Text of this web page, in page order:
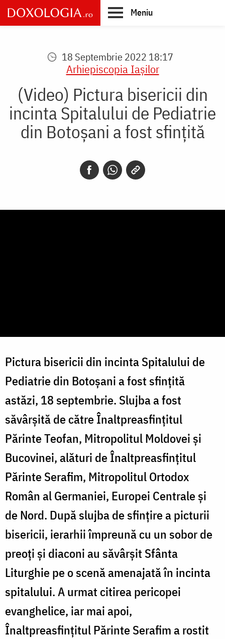
Skip
to
main
Meniu
18 Septembrie 2022 18:17
Arhiepiscopia Iaşilor
(Video) Pictura bisericii din
incinta Spitalului de Pediatrie
din Botoșani a fost sfințită
Pictura bisericii din incinta Spitalului de
Pediatrie din Botoșani a fost sfințită
astăzi, 18 septembrie. Slujba a fost
săvârșită de către Înaltpreasfințitul
Părinte Teofan, Mitropolitul Moldovei și
Bucovinei, alături de Înaltpreasfințitul
Părinte Serafim, Mitropolitul Ortodox
Român al Germaniei, Europei Centrale și
de Nord. După slujba de sfințire a picturii
bisericii, ierarhii împreună cu un sobor de
preoți și diaconi au săvârșit Sfânta
Liturghie pe o scenă amenajată în incinta
spitalului. A urmat citirea pericopei
evanghelice, iar mai apoi,
Înaltpreasfințitul Părinte Serafim a rostit